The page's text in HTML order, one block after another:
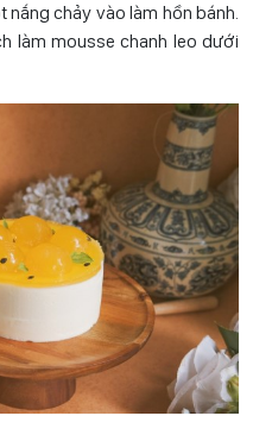
chảy vào làm hồn bánh.
làm mousse chanh leo dưới